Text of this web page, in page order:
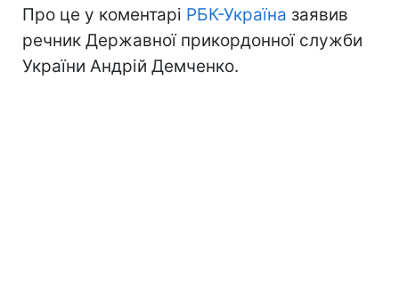
Про це у коментарі РБК-Україна заявив
речник Державної прикордонної служби
України Андрій Демченко.